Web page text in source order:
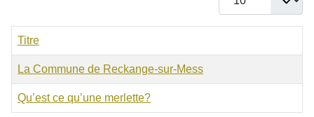
Titre
La Commune de Reckange-sur-Mess
Qu’est ce qu’une merlette?